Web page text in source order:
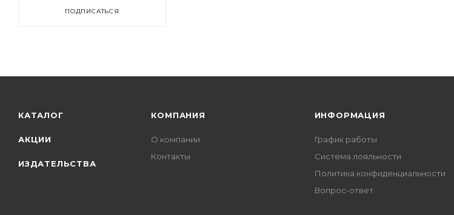
ПОДПИСАТЬСЯ
КАТАЛОГ
АКЦИИ
ИЗДАТЕЛЬСТВА
КОМПАНИЯ
О компании
Контакты
ИНФОРМАЦИЯ
График работы
Система лояльности
Политика конфиденциальности
Вопрос-ответ